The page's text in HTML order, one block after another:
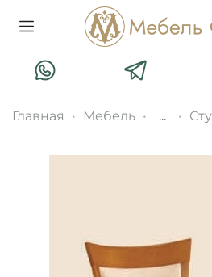
Главная Мебель ...